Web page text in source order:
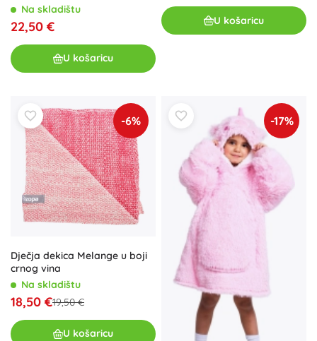
Na skladištu
22,50 €
U košaricu
U košaricu
-6%
Dječja dekica Melange u boji
crnog vina
Na skladištu
18,50 €19,50 €
U košaricu
-17%